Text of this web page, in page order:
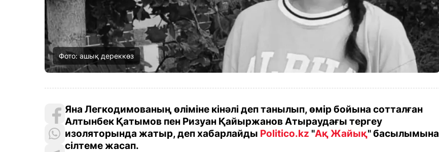
Фото: ашық дереккөз
Яна Легкодимованың өліміне кінәлі деп танылып, өмір бойына сотталған
Алтынбек Қатымов пен Ризуан Қайыржанов Атыраудағы тергеу
изоляторында жатыр, деп хабарлайды Politico.kz "Ақ Жайық" басылымына
сілтеме жасап.